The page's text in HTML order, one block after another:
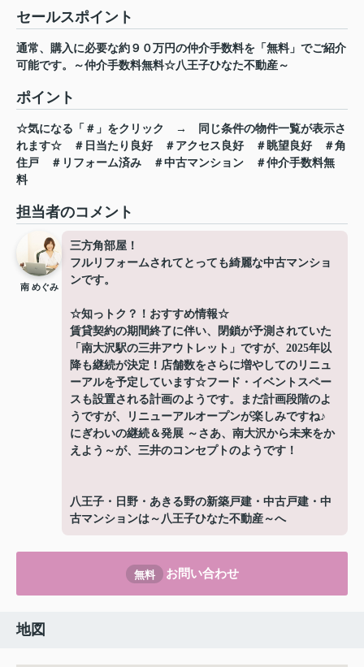
セールスポイント
通常、購入に必要な約９０万円の仲介手数料を「無料」でご紹介
可能です。～仲介手数料無料☆八王子ひなた不動産～
ポイント
☆気になる「＃」をクリック →
同じ条件の物件一覧が表示さ
れます☆
＃日当たり良好 ＃アクセス良好 ＃眺望良好
＃角
住戸
＃リフォーム済み ＃中古マンション
＃仲介手数料無
料
担当者のコメント
南 めぐみ
三方角部屋！
フルリフォームされてとっても綺麗な中古マンショ
ンです。
☆知っトク？！おすすめ情報☆
賃貸契約の期間終了に伴い、閉鎖が予測されていた
「南大沢駅の三井アウトレット」ですが、2025年以
降も継続が決定！店舗数をさらに増やしてのリニュ
ーアルを予定しています☆フード・イベントスペー
スも設置される計画のようです。まだ計画段階のよ
うですが、リニューアルオープンが楽しみですね♪
にぎわいの継続＆発展 ～さあ、南大沢から未来をか
えよう～が、三井のコンセプトのようです！
八王子・日野・あきる野の新築戸建・中古戸建・中
古マンションは～八王子ひなた不動産～へ
無料 お問い合わせ
地図